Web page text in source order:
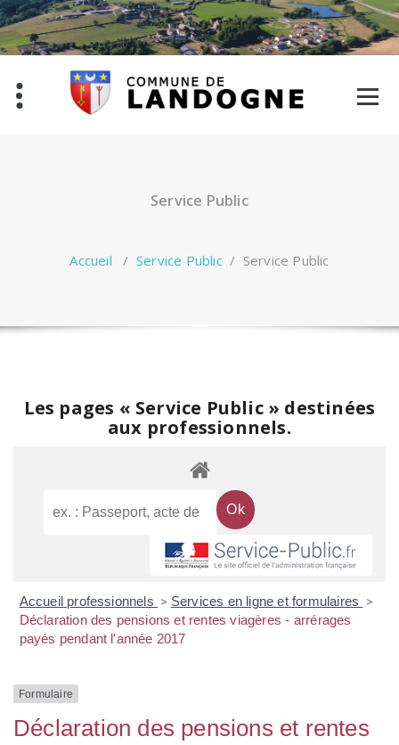
Aller
au
contenu
Service Public
Accueil / Service Public/ Service Public
Les pages « Service Public » destinées
aux professionnels.
Accueil professionnels > Services en ligne et formulaires >
Déclaration des pensions et rentes viagères - arrérages
payés pendant l'année 2017
Formulaire
Déclaration des pensions et rentes